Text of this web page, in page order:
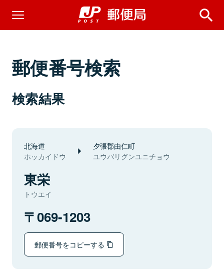
郵便番号検索
検索結果
北海道
ホッカイドウ
夕張郡由仁町
ユウバリグンユニチョウ
東栄
トウエイ
069-1203
郵便番号をコピーする